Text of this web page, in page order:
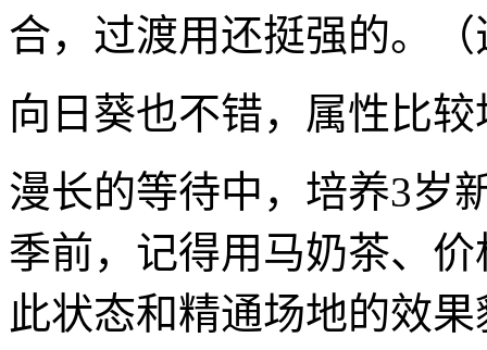
合，过渡用还挺强的。
向日葵也不错，属性比
漫长的等待中，培养3岁
季前，记得用马奶茶、
此状态和精通场地的效